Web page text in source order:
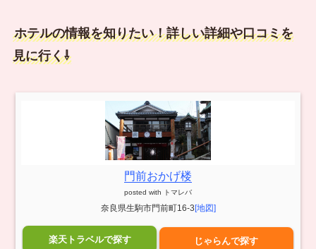
ホテルの情報を知りたい！詳しい詳細や口コミを
見に行く⇩
門前おかげ楼
posted with トマレバ
奈良県生駒市門前町16-3 [地図]
楽天トラベルで探す じゃらんで探す